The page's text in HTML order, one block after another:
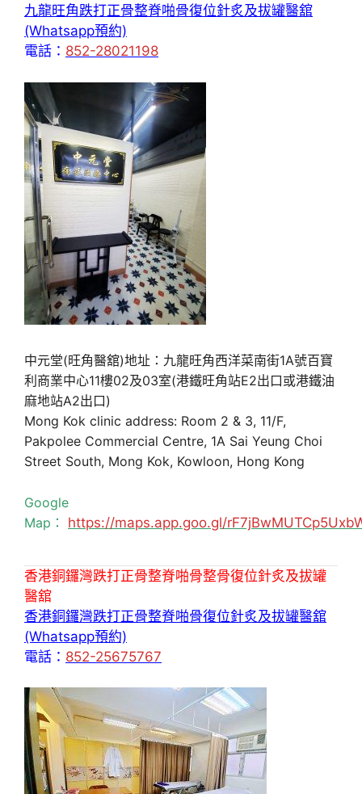
九龍旺角跌打正骨整脊啪骨復位針炙及拔罐醫舘
(Whatsapp預約)
電話： 852-28021198
中元堂(旺角醫舘)地址：九龍旺角西洋菜南街1A號百寶
利商業中心11樓02及03室(港鐵旺角站E2出口或港鐵油
麻地站A2出口)
Mong Kok clinic address: Room 2 & 3, 11/F,
Pakpolee Commercial Centre, 1A Sai Yeung Choi
Street South, Mong Kok, Kowloon, Hong Kong
Google
Map： https://maps.app.goo.gl/
香港銅鑼灣跌打正骨整脊啪骨整骨復位針炙及拔罐
醫舘
香港銅鑼灣跌打正骨整脊啪骨復位針炙及拔罐醫舘
(Whatsapp預約)
電話： 852-25675767